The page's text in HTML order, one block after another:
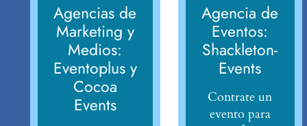
Agencias de
Marketing y
Medios:
Eventoplus y
Cocoa
Events
Agencia de
Eventos:
Shackleton-
Events
Contrate un
evento para